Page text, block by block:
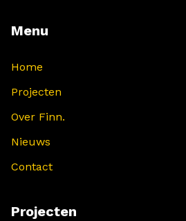
Menu
Home
Projecten
Over Finn.
Nieuws
Contact
Projecten